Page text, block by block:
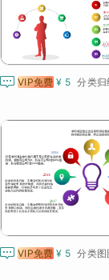
 VIP免费 ¥ 5
 VIP免费 ¥ 5